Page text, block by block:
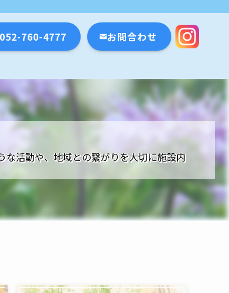
市
052-760-4777 お問合わせ
な活動や、地域との繋がりを大切に施設内